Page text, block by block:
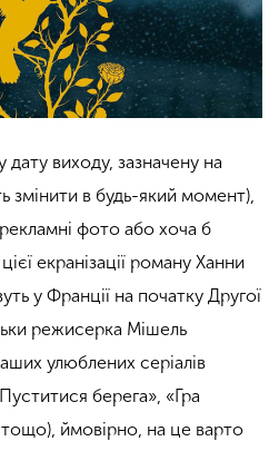
виходу, зазначену на
змінити в будь-який момент),
фото або хоча б
екранізації роману Ханни
у Франції на початку Другої
режисерка Мішель
улюблених серіалів
берега», «Гра
тощо), ймовірно, на це варто